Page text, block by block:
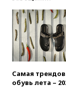
Самая
обувь лета –